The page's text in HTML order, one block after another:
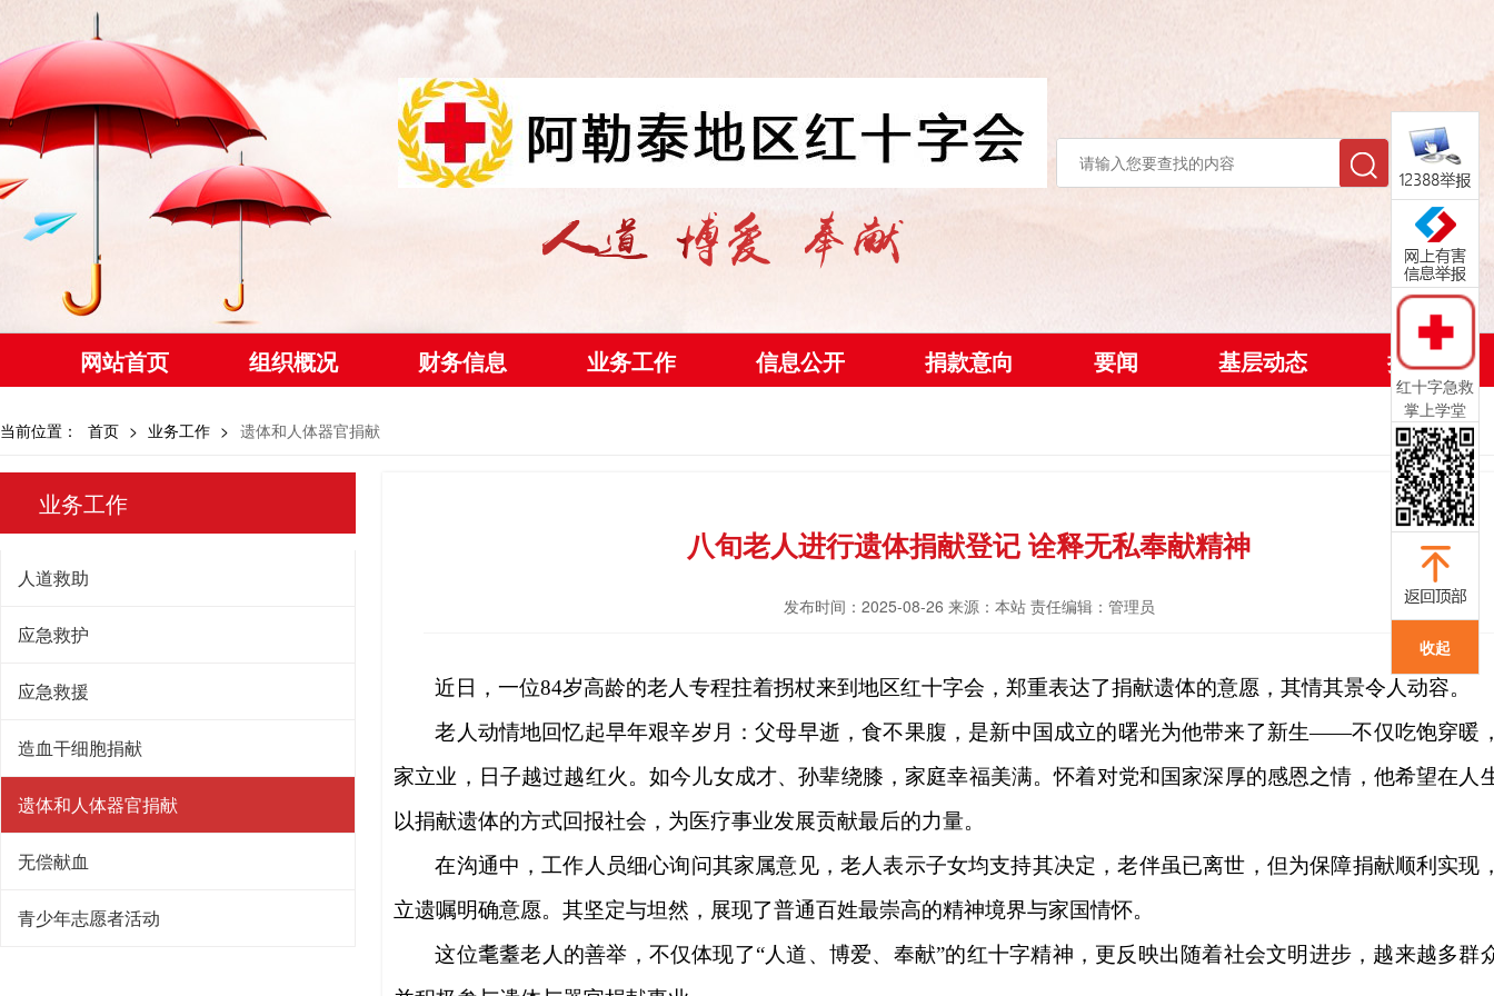
网站首页 组织概况 财务信息 业务工作 信息公开 捐款意向 要闻 基层动态 捐款方式
当前位置： 首页 > 业务工作 > 遗体和人体器官捐献
业务工作
人道救助
应急救护
应急救援
造血干细胞捐献
遗体和人体器官捐献
无偿献血
青少年志愿者活动
八旬老人进行遗体捐献登记 诠释无私奉献精神
发布时间：2025-08-26 来源：本站 责任编辑：管理员
近日，一位84岁高龄的老人专程拄着拐杖来到地区红十字会 ，郑重表达了捐献遗体的意愿，其情其景令人动容。
老人动情地回忆起早年艰辛岁月：父母早逝，食不果腹，是新中国成立的曙光为他带来了新生——不仅吃饱穿暖
家立业，日子越过越红火。如今儿女成才、孙辈绕膝，家庭幸福美满。怀着对党和国家深厚的感恩之情，他希望在人
以捐献遗体的方式回报社会，为医疗事业发展贡献最后的力量。
在沟通中，工作人员细心询问其家属意见， 老人表示子女均支持其决定，老伴虽已离世，但为保障捐献顺利实现
立遗嘱明确意愿。其坚定与坦然，展现了普通百姓最崇高的精神境界与家国情怀。
这位耄耋老人的善举，不仅体现了“人道、博爱、奉献”的红十字精神，更反映出随着社会文明进步，越来越多群
红十字急救
掌上学堂
收起